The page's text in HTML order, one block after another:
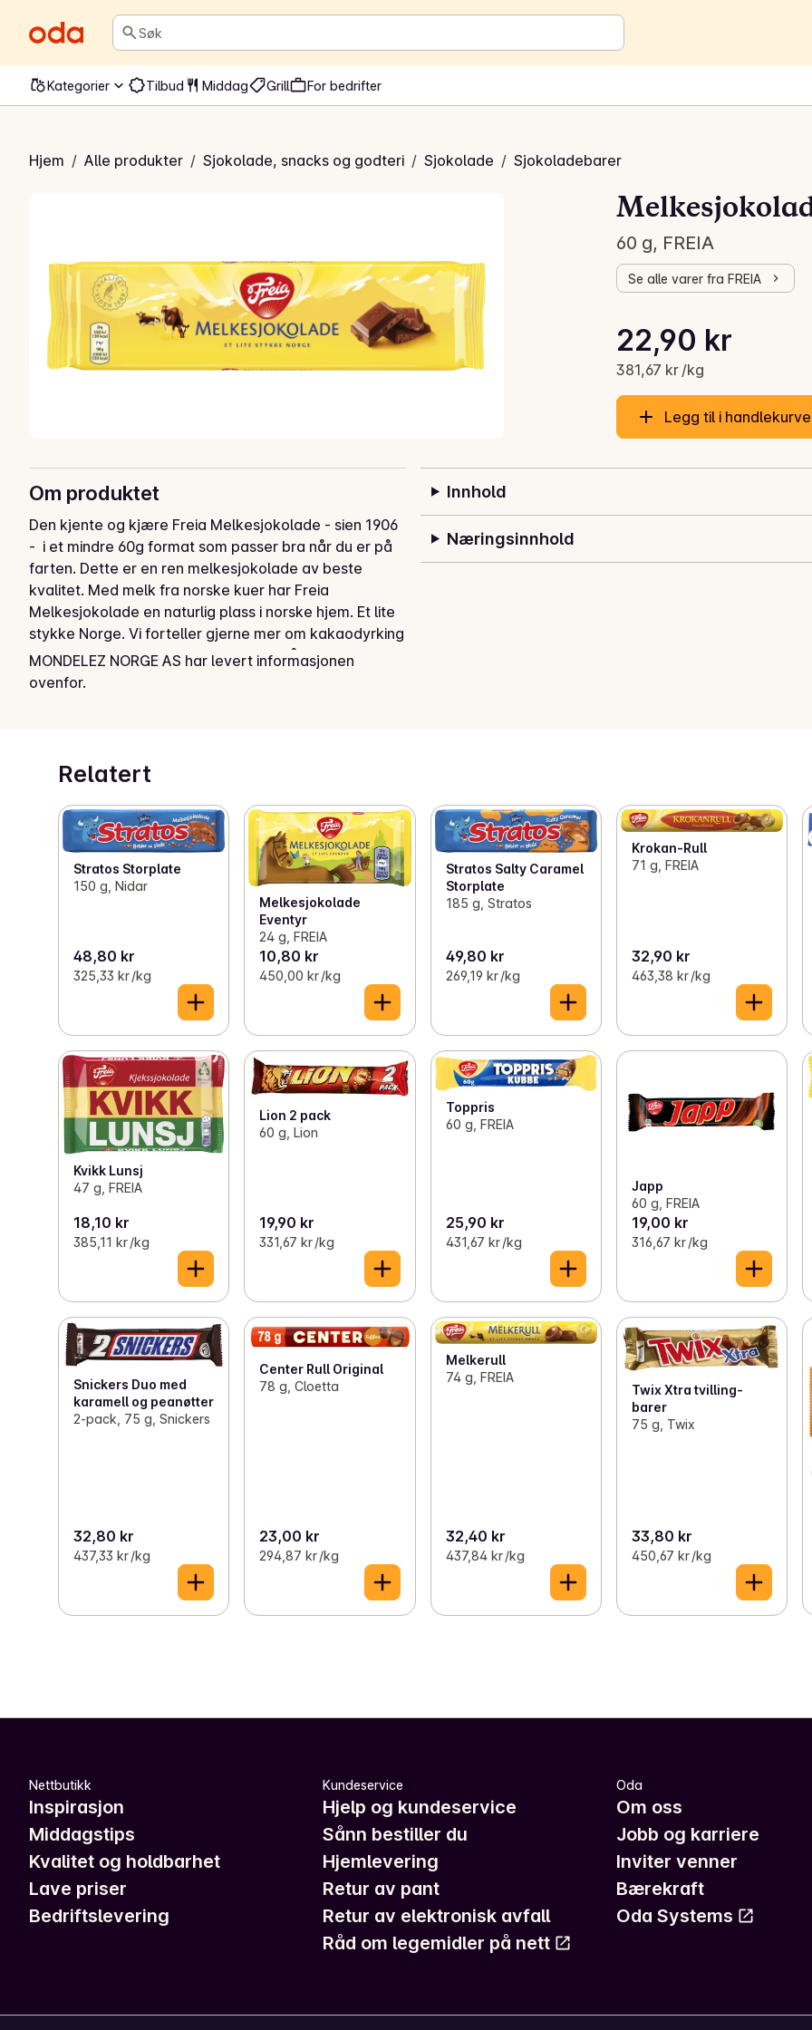
Søk
Kategorier Tilbud Middag Grill For bedrifter
Hjem / Alle produkter / Sjokolade, snacks og godteri / Sjokolade / Sjokoladebarer
60 g, FREIA
Se alle varer fra FREIA
Gjeldende pris er: 22,90 kr
22,90 kr
381,67 kr /kg
Stykkpris: 381,67 kr /kg
Legg til i
Om produktet
Den kjente og kjære Freia Melkesjokolade - sien 1906
-  i et mindre 60g format som passer bra når du er på
farten. Dette er en ren melkesjokolade av beste
kvalitet. Med melk fra norske kuer har Freia
Melkesjokolade en naturlig plass i norske hjem. Et lite
stykke Norge. Vi forteller gjerne mer om kakaodyrking
og hva som er viktig for oss, les mer på
www.cocoaprogram.info
MONDELEZ NORGE AS har levert informasjonen
ovenfor.
Innhold
Næringsinnhold
Relatert
Stratos Storplate
150 g, Nidar
48,80 kr
325,33 kr /kg
Melkesjokolade
Eventyr
24 g, FREIA
10,80 kr
450,00 kr /kg
Stratos Salty Caramel
Storplate
185 g, Stratos
49,80 kr
269,19 kr /kg
Krokan-Rull
71 g, FREIA
32,90 kr
463,38 kr /kg
Kvikk Lunsj
47 g, FREIA
18,10 kr
385,11 kr /kg
Lion 2 pack
60 g, Lion
19,90 kr
331,67 kr /kg
Toppris
60 g, FREIA
25,90 kr
431,67 kr /kg
Japp
60 g, FREIA
19,00 kr
316,67 kr /kg
Snickers Duo med
karamell og peanøtter
2-pack, 75 g, Snickers
32,80 kr
437,33 kr /kg
Center Rull Original
78 g, Cloetta
23,00 kr
294,87 kr /kg
Melkerull
74 g, FREIA
32,40 kr
437,84 kr /kg
Twix Xtra tvilling-
barer
75 g, Twix
33,80 kr
450,67 kr /kg
Nettbutikk
Inspirasjon
Middagstips
Kvalitet og holdbarhet
Lave priser
Bedriftslevering
Kundeservice
Hjelp og kundeservice
Sånn bestiller du
Hjemlevering
Retur av pant
Retur av elektronisk avfall
Råd om legemidler på nett
Oda
Om oss
Jobb og karriere
Inviter venner
Bærekraft
Oda Systems